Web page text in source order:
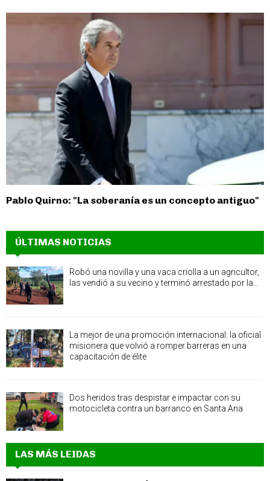
Pablo Quirno: "La soberanía es un concepto antiguo"
ÚLTIMAS NOTICIAS
Robó una novilla y una vaca criolla a un agricultor,
las vendió a su vecino y terminó arrestado por la...
La mejor de una promoción internacional: la oficial
misionera que volvió a romper barreras en una
capacitación de élite
Dos heridos tras despistar e impactar con su
motocicleta contra un barranco en Santa Ana
LAS MÁS LEIDAS